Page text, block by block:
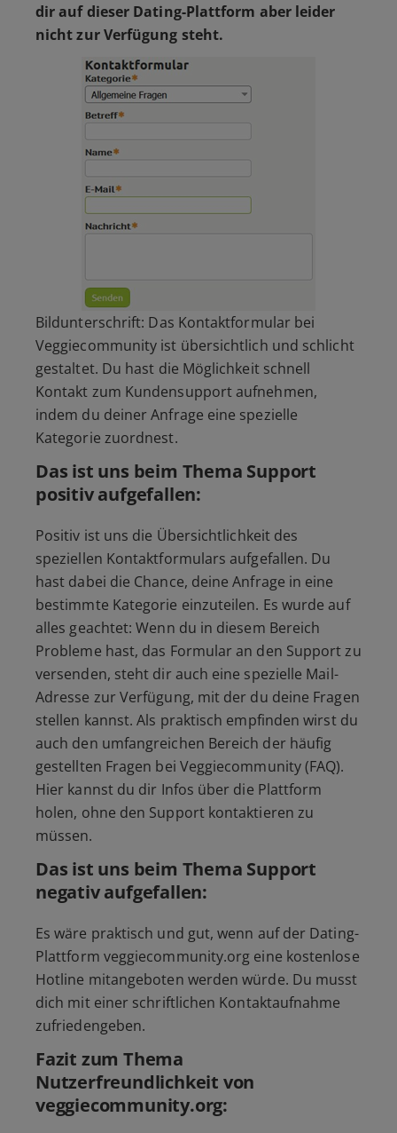
dir auf dieser Dating-Plattform aber leider
nicht zur Verfügung steht.
Bildunterschrift: Das Kontaktformular bei
Veggiecommunity ist übersichtlich und schlicht
gestaltet. Du hast die Möglichkeit schnell
Kontakt zum Kundensupport aufnehmen,
indem du deiner Anfrage eine spezielle
Kategorie zuordnest.
Das ist uns beim Thema Support
positiv aufgefallen:
Positiv ist uns die Übersichtlichkeit des
speziellen Kontaktformulars aufgefallen. Du
hast dabei die Chance, deine Anfrage in eine
bestimmte Kategorie einzuteilen. Es wurde auf
alles geachtet: Wenn du in diesem Bereich
Probleme hast, das Formular an den Support zu
versenden, steht dir auch eine spezielle Mail-
Adresse zur Verfügung, mit der du deine Fragen
stellen kannst. Als praktisch empfinden wirst du
auch den umfangreichen Bereich der häufig
gestellten Fragen bei Veggiecommunity (FAQ).
Hier kannst du dir Infos über die Plattform
holen, ohne den Support kontaktieren zu
müssen.
Das ist uns beim Thema Support
negativ aufgefallen:
Es wäre praktisch und gut, wenn auf der Dating-
Plattform veggiecommunity.org eine kostenlose
Hotline mitangeboten werden würde. Du musst
dich mit einer schriftlichen Kontaktaufnahme
zufriedengeben.
Fazit zum Thema
Nutzerfreundlichkeit von
veggiecommunity.org: